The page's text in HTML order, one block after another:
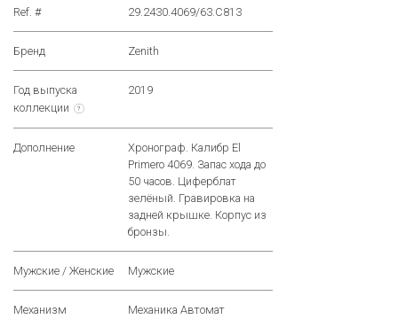
Ref. # 29.2430.4069/63.C813
Бренд Zenith
Год выпуска
коллекции
?
2019
Дополнение
Хронограф. Калибр El
Primero 4069. Запас хода до
50 часов. Циферблат
зелёный. Гравировка на
задней крышке. Корпус из
бронзы.
Мужские / Женские Мужские
Механизм Механика Автомат